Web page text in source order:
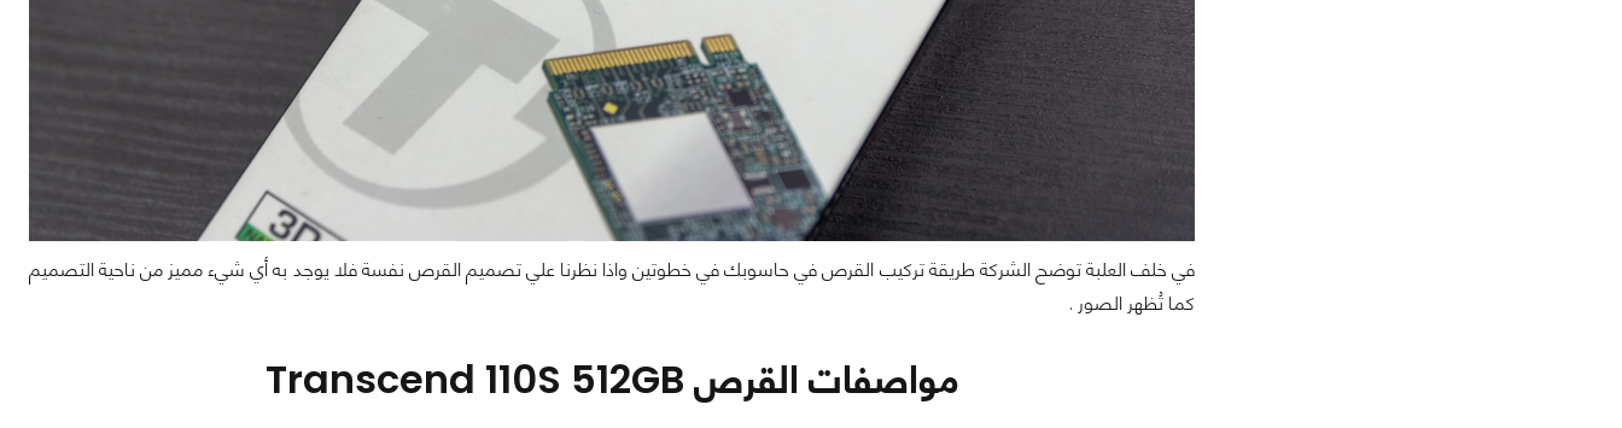
في خلف العلبة توضح الشركة طريقة تركيب القرص في حاسوبك في خطوتين واذا نظرنا علي تصميم القرص نفسة فلا يوجد به أي شيء مميز من ناحية التصميم
كما تُظهر الصور .
مواصفات القرص Transcend 110S 512GB